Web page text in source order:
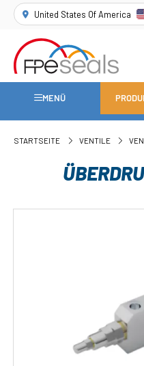
United States Of America
MENÜ
STARTSEITE VENTILE